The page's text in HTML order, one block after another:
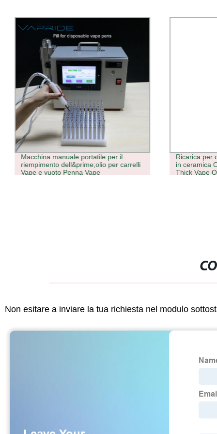
Macchina manuale portatile per il
riempimento dell&prime;olio per carrelli
Vape e vuoto Penna Vape
Ricarica per
in ceramica
Thick Vape
Non esitare a inviare la tua richiesta nel modulo